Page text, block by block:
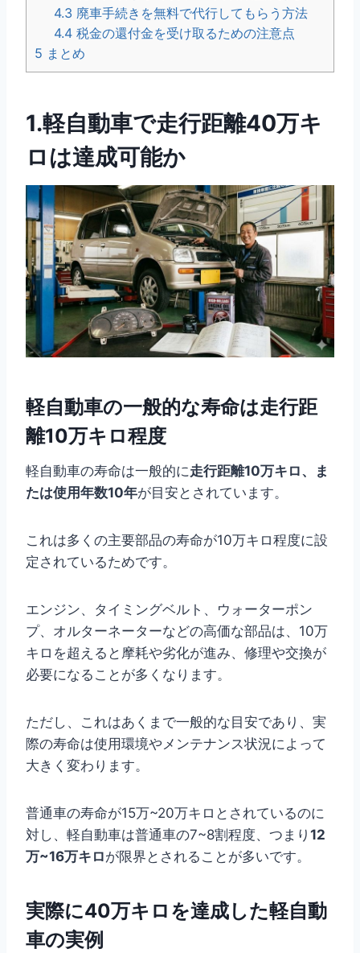
4.3 廃車手続きを無料で代行してもらう方法
4.4 税金の還付金を受け取るための注意点
5 まとめ
1.軽自動車で走行距離40万キ
ロは達成可能か
軽自動車の一般的な寿命は走行距
離10万キロ程度
軽自動車の寿命は一般的に走行距離10万キロ、ま
たは使用年数10年が目安とされています。
これは多くの主要部品の寿命が10万キロ程度に設
定されているためです。
エンジン、タイミングベルト、ウォーターポン
プ、オルターネーターなどの高価な部品は、10万
キロを超えると摩耗や劣化が進み、修理や交換が
必要になることが多くなります。
ただし、これはあくまで一般的な目安であり、実
際の寿命は使用環境やメンテナンス状況によって
大きく変わります。
普通車の寿命が15万~20万キロとされているのに
対し、軽自動車は普通車の7~8割程度、つまり 12
万~16万キロが限界とされることが多いです。
実際に40万キロを達成した軽自動
車の実例